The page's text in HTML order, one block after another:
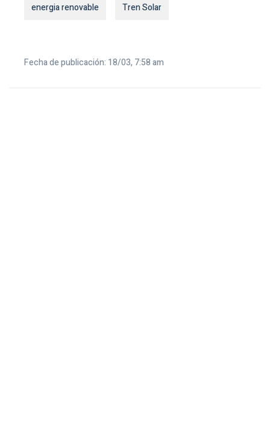
energia renovable Tren Solar
Fecha de publicación: 18/03, 7:58 am